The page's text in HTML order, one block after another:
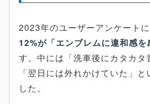
2023年のユーザーアンケートに
12%が「エンブレムに違和感を
す。中には「洗車後にカタカタ
「翌日には外れかけていた」
した。